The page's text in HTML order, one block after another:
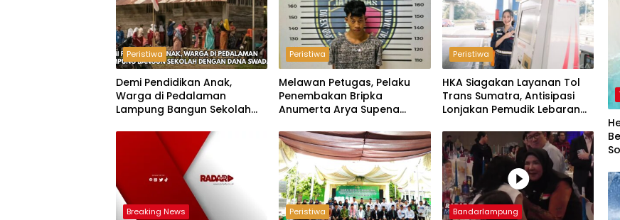
Peristiwa
Demi Pendidikan Anak,
Warga di Pedalaman
Lampung Bangun Sekolah
Peristiwa
Melawan Petugas, Pelaku
Penembakan Bripka
Anumerta Arya Supena
Peristiwa
HKA Siagakan Layanan Tol
Trans Sumatra, Antisipasi
Lonjakan Pemudik Lebaran
Breaking News Peristiwa Bandarlampung